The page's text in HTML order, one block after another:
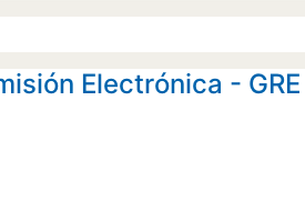
Electrónica - GRE